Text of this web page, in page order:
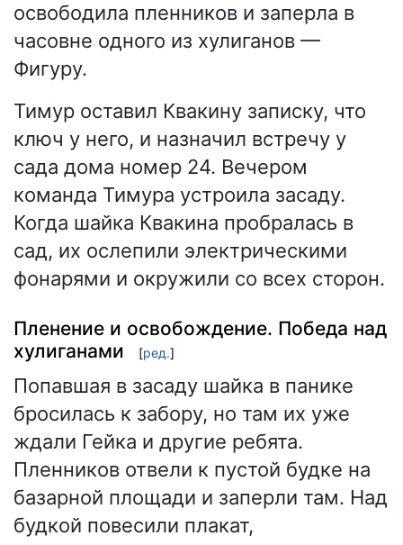
освободила пленников и заперла в
часовне одного из хулиганов —
Фигуру.
Тимур оставил Квакину записку, что
ключ у него, и назначил встречу у
сада дома номер 24. Вечером
команда Тимура устроила засаду.
Когда шайка Квакина пробралась в
сад, их ослепили электрическими
фонарями и окружили со всех сторон.
Пленение и освобождение. Победа над
хулиганами
[ред.]
Попавшая в засаду шайка в панике
бросилась к забору, но там их уже
ждали Гейка и другие ребята.
Пленников отвели к пустой будке на
базарной площади и заперли там. Над
будкой повесили плакат,